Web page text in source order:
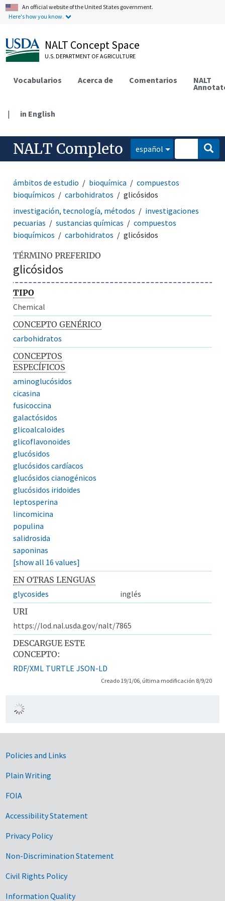
An official website of the United States government.
Here's how you know.
NALT Concept Space
U.S. DEPARTMENT OF AGRICULTURE
Vocabularios Acerca de Comentarios NALT
| in English
NALT Completo español
ámbitos de estudio bioquímica
compuestos
bioquímicos
carbohidratos
glicósidos
investigación, tecnología, métodos
investigaciones
pecuarias
sustancias químicas
compuestos
bioquímicos
carbohidratos glicósidos
TÉRMINO PREFERIDO
glicósidos
TIPO
Chemical
CONCEPTO GENÉRICO
carbohidratos
CONCEPTOS
ESPECÍFICOS
aminoglucósidos
cicasina
fusicoccina
galactósidos
glicoalcaloides
glicoflavonoides
glucósidos
glucósidos cardíacos
glucósidos cianogénicos
glucósidos iridoides
leptosperina
lincomicina
populina
salidrosida
saponinas
[show all 16 values]
EN OTRAS LENGUAS
glycosides
inglés
URI
https://lod.nal.usda.gov/nalt/7865
DESCARGUE ESTE
CONCEPTO:
RDF/XML TURTLE JSON-LD
Creado 19/1/06, última modificación 8/9/20
Government Links
Policies and Links
Plain Writing
FOIA
Accessibility Statement
Privacy Policy
Non-Discrimination Statement
Civil Rights Policy
Information Quality